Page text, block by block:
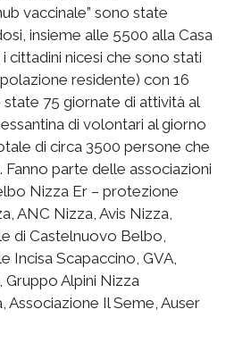
vaccinale” sono state
insieme alle 5500 alla Casa
cittadini nicesi che sono stati
residente) con 16
75 giornate di attività al
di volontari al giorno
di circa 3500 persone che
parte delle associazioni
Nizza Er – protezione
ANC Nizza, Avis Nizza,
di Castelnuovo Belbo,
Incisa Scapaccino, GVA,
Alpini Nizza
Associazione Il Seme, Auser